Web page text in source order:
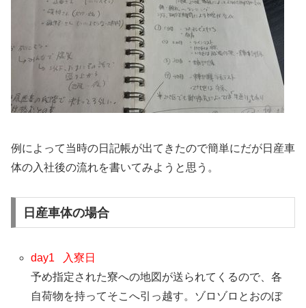
例によって当時の日記帳が出てきたので簡単にだが日産車
体の入社後の流れを書いてみようと思う。
日産車体の場合
day1 入寮日
予め指定された寮への地図が送られてくるので、各
自荷物を持ってそこへ引っ越す。ゾロゾロとおのぼ